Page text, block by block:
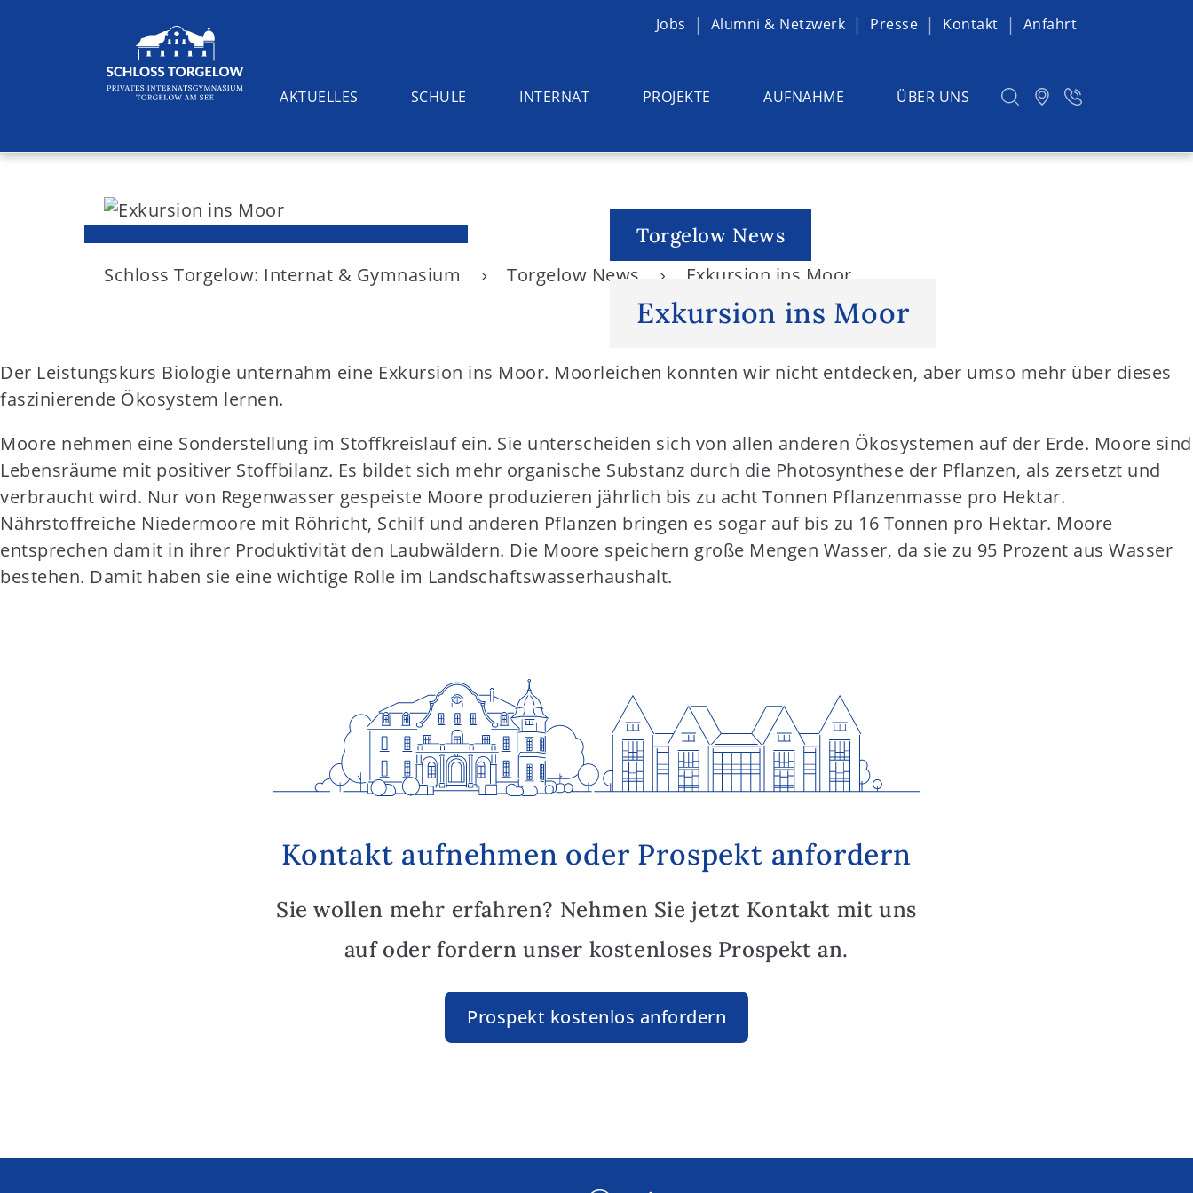
S
n
t
n
t
Jobs Alumni & Netzwerk Presse Kontakt Anfahrt
AKTUELLES SCHULE INTERNAT PROJEKTE AUFNAHME ÜBER UNS
Suchen Torgelow News
Exkursion ins Moor
Schloss Torgelow: Internat & Gymnasium Torgelow News Exkursion ins Moor
Der Leistungskurs Biologie unternahm eine Exkursion ins Moor. Moorleichen konnten wir nicht entdecken, aber umso mehr über dieses
faszinierende Ökosystem lernen.
Moore nehmen eine Sonderstellung im Stoffkreislauf ein. Sie unterscheiden sich von allen anderen Ökosystemen auf der Erde. Moore sind
Lebensräume mit positiver Stoffbilanz. Es bildet sich mehr organische Substanz durch die Photosynthese der Pflanzen, als zersetzt und
verbraucht wird. Nur von Regenwasser gespeiste Moore produzieren jährlich bis zu acht Tonnen Pflanzenmasse pro Hektar.
Nährstoffreiche Niedermoore mit Röhricht, Schilf und anderen Pflanzen bringen es sogar auf bis zu 16 Tonnen pro Hektar. Moore
entsprechen damit in ihrer Produktivität den Laubwäldern. Die Moore speichern große Mengen Wasser, da sie zu 95 Prozent aus Wasser
bestehen. Damit haben sie eine wichtige Rolle im Landschaftswasserhaushalt.
Kontakt aufnehmen oder Prospekt anfordern
Sie wollen mehr erfahren? Nehmen Sie jetzt Kontakt mit uns
auf oder fordern unser kostenloses Prospekt an.
Prospekt kostenlos anfordern